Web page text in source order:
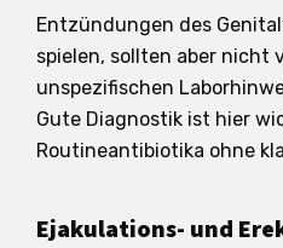
Entzündungen des
spielen, sollten aber nicht
unspezifischen
Gute Diagnostik ist hier
Routineantibiotika ohne
Ejakulations- und